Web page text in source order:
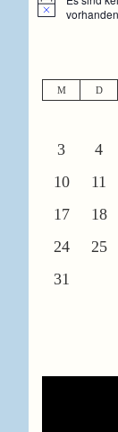
Hinweis
M D
3
4
10
11
17
18
24
25
31